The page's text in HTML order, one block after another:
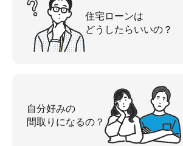
住宅ローンは
どうしたらいいの？
自分好みの
間取りになるの？